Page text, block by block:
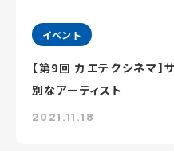
イベント
【第9回 カエテクシネマ
別なアーティスト
2021.11.18